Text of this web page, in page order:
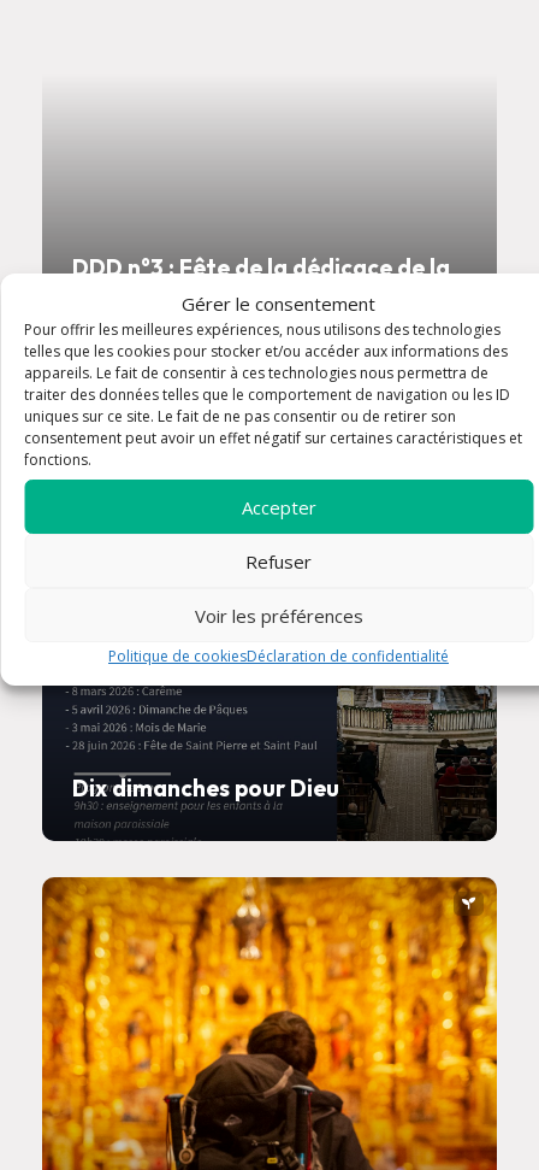
Gérer le consentement
Pour offrir les meilleures expériences, nous utilisons des technologies
telles que les cookies pour stocker et/ou accéder aux informations des
appareils. Le fait de consentir à ces technologies nous permettra de
traiter des données telles que le comportement de navigation ou les ID
uniques sur ce site. Le fait de ne pas consentir ou de retirer son
consentement peut avoir un effet négatif sur certaines caractéristiques et
fonctions.
Accepter
Refuser
Voir les préférences
Politique de cookiesDéclaration de confidentialité
DDD n°3 : Fête de la dédicace de la
basilique du Latran à Rome
Dix dimanches pour Dieu
article